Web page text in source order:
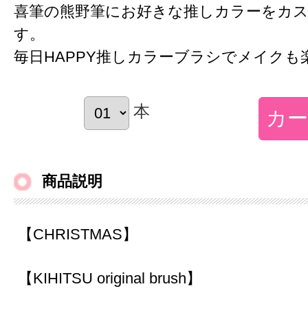
喜筆の熊野筆にお好きな推しカラーをカ
す。
毎日HAPPY推しカラーブラシでメイクも
本
商品説明
【CHRISTMAS】
【KIHITSU original brush】